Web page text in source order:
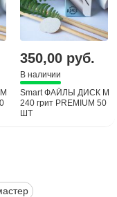
350,00 руб.
В наличии
Smart ФАЙЛЫ ДИСК М
240 грит PREMIUM 50
ШТ